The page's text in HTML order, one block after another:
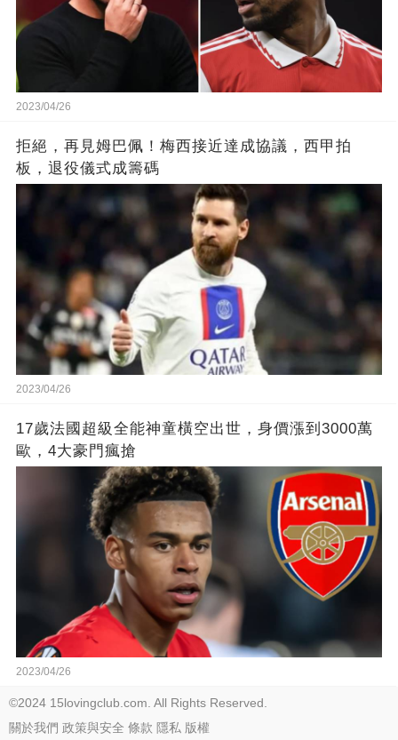
2023/04/26
拒絕，再見姆巴佩！梅西接近達成協議，西甲拍
板，退役儀式成籌碼
2023/04/26
17歲法國超級全能神童橫空出世，身價漲到3000萬
歐，4大豪門瘋搶
2023/04/26
©2024 15lovingclub.com. All Rights Reserved.
關於我們 政策與安全 條款 隱私 版權